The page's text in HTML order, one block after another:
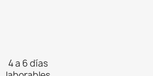
4 a 6 días